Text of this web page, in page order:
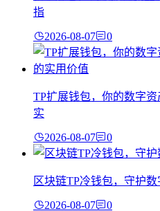
指
2026-08-07 0
TP扩展钱包，你的数字
实
2026-08-07 0
区块链TP冷钱包，守护
2026-08-07 0